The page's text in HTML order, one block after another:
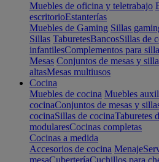
Muebles de oficina y teletrabajo
escritorioEstanterías
Muebles de Gaming Sillas
Sillas TaburetesBancosSillas de
infantilesComplementos para
Mesas Conjuntos de mesas y
altasMesas multiusos
Cocina
Muebles de cocina Muebles
cocinaConjuntos de mesas y
cocinaSillas de cocinaTaburetes
modularesCocinas completas
Cocinas a medida
Accesorios de cocina Menaje
mesaCuberteríaCuchillos para